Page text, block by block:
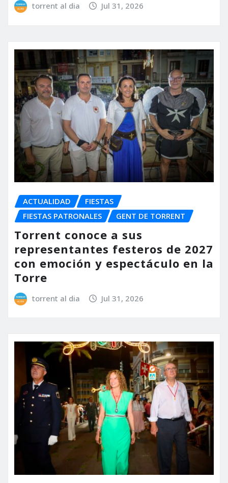
torrent al dia Jul 31, 2026
ACTUALIDAD
FIESTAS
FIESTAS PATRONALES
GENT DE TORRENT
Torrent conoce a sus
representantes festeros de 2027
con emoción y espectáculo en la
Torre
torrent al dia Jul 31, 2026